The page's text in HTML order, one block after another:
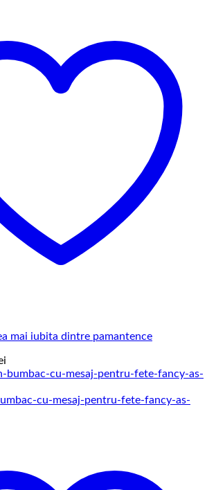
mai iubita dintre pamantence
de
69,00 lei